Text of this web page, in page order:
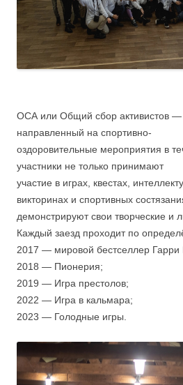
ОСА или Общий сбор активистов —
направленный на спортивно-
оздоровительные мероприятия в
участники не только принимают
участие в играх, квестах,
викторинах и спортивных
демонстрируют свои творческие и
Каждый заезд проходит по
2017 — мировой бестселлер Гарри
2018 — Пионерия;
2019 — Игра престолов;
2022 — Игра в кальмара;
2023 — Голодные игры.